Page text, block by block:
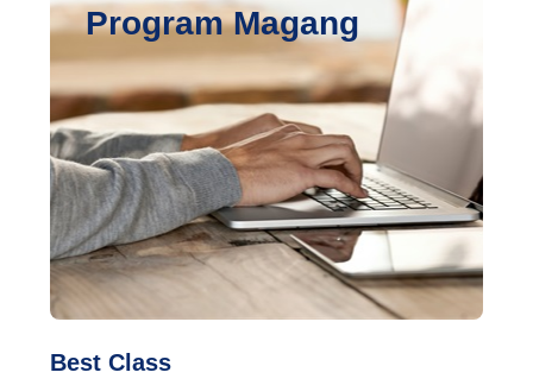
Program Magang
Best Class